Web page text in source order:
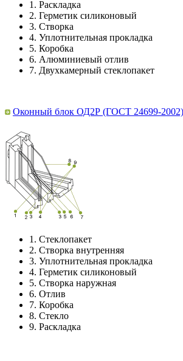
1. Раскладка
2. Герметик силиконовый
3. Створка
4. Уплотнительная прокладка
5. Коробка
6. Алюминиевый отлив
7. Двухкамерный стеклопакет
Оконный блок ОД2Р (ГОСТ 24699-2002)
1. Стеклопакет
2. Створка внутренняя
3. Уплотнительная прокладка
4. Герметик силиконовый
5. Створка наружная
6. Отлив
7. Коробка
8. Стекло
9. Раскладка